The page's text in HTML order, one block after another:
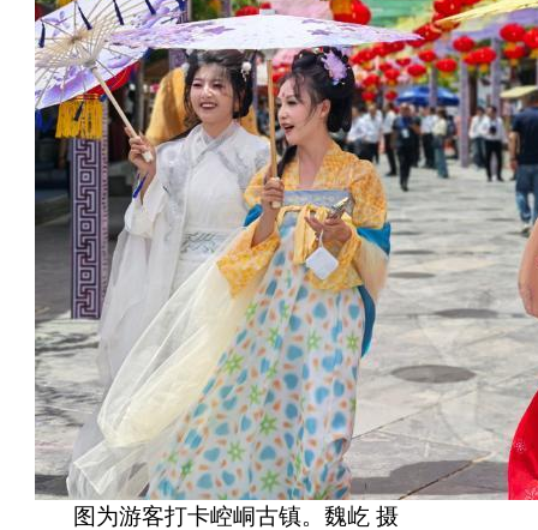
图为游客打卡崆峒古镇。魏屹 摄